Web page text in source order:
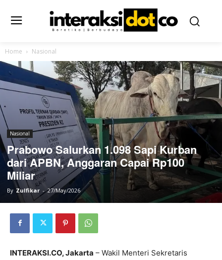
Home Nasional
Nasional
Prabowo Salurkan 1.098 Sapi Kurban
dari APBN, Anggaran Capai Rp100
Miliar
By Zulfikar - 27/May/2026
INTERAKSI.CO, Jakarta – Wakil Menteri Sekretaris